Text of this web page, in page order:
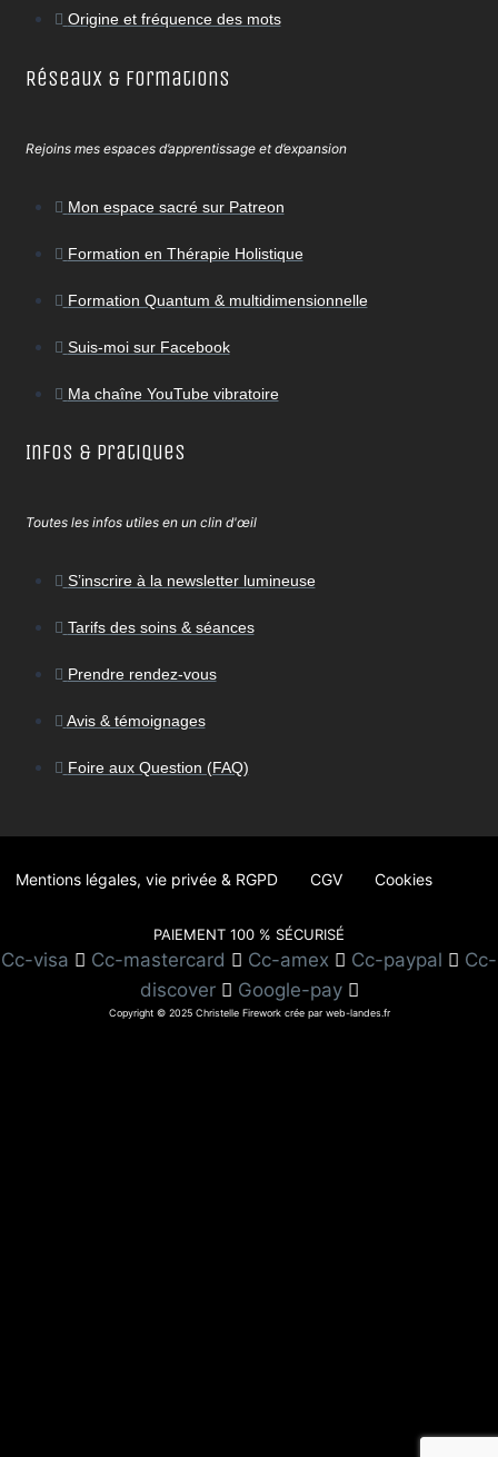
Origine et fréquence des mots
Réseaux & Formations
Rejoins mes espaces d’apprentissage et d’expansion
Mon espace sacré sur Patreon
Formation en Thérapie Holistique
Formation Quantum & multidimensionnelle
Suis-moi sur Facebook
Ma chaîne YouTube vibratoire
Infos & Pratiques
Toutes les infos utiles en un clin d'œil
S’inscrire à la newsletter lumineuse
Tarifs des soins & séances
Prendre rendez-vous
Avis & témoignages
Foire aux Question (FAQ)
Mentions légales, vie privée & RGPD CGV Cookies
PAIEMENT 100 % SÉCURISÉ
Cc-visa Cc-mastercard Cc-amex Cc-paypal
Cc-
discover
Google-pay
Copyright © 2025 Christelle Firework crée par web-landes.fr